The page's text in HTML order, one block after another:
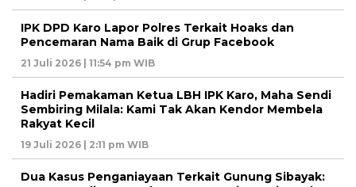
IPK DPD Karo Lapor Polres Terkait Hoaks dan
Pencemaran Nama Baik di Grup Facebook
21 Juli 2026 | 11:54 pm WIB
Hadiri Pemakaman Ketua LBH IPK Karo, Maha Sendi
Sembiring Milala: Kami Tak Akan Kendor Membela
Rakyat Kecil
19 Juli 2026 | 2:11 pm WIB
Dua Kasus Penganiayaan Terkait Gunung Sibayak: